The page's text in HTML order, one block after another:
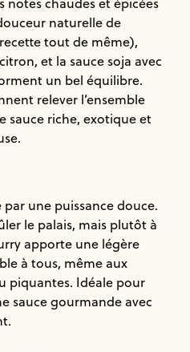
naturelle de
tout de même),
et la sauce soja avec
un bel équilibre.
relever l’ensemble
sauce riche, exotique et
une puissance douce.
le palais, mais plutôt à
apporte une légère
à tous, même aux
piquantes. Idéale pour
sauce gourmande avec